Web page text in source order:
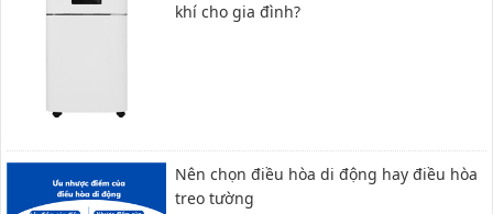
khí cho gia đình?
Nên chọn điều hòa di động hay điều hòa
treo tường